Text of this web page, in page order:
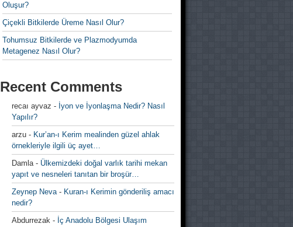
Oluşur?
Çiçekli Bitkilerde Üreme Nasıl Olur?
Tohumsuz Bitkilerde ve Plazmodyumda
Metagenez Nasıl Olur?
Recent Comments
recaı ayvaz - İyon ve İyonlaşma Nedir? Nasıl
Yapılır?
arzu - Kur’an-ı Kerim mealinden güzel ahlak
örnekleriyle ilgili üç ayet…
Damla- Ülkemizdeki doğal varlık tarihi mekan
yapıt ve nesneleri tanıtan bir broşür…
Zeynep Neva- Kuran-ı Kerimin gönderiliş amacı
nedir?
Abdurrezak - İç Anadolu Bölgesi Ulaşım